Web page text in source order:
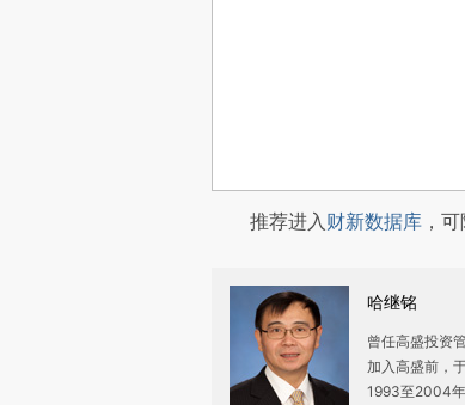
推荐进入财新数据库 ，
哈继铭
曾任高盛投资
加入高盛前，
1993至2004